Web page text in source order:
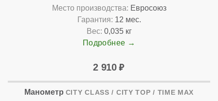
Место производства: Евросоюз
Гарантия: 12 мес.
Вес: 0,035 кг
Подробнее
2 910
Манометр CITY CLASS / CITY TOP / TIME MAX